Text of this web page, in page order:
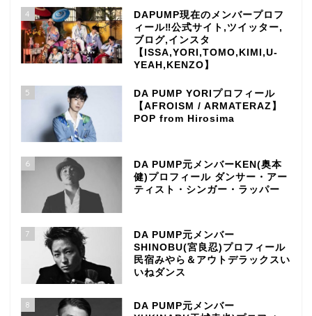
4
DAPUMP現在のメンバープロフ
ィール‼公式サイト,ツイッター,
ブログ,インスタ
【ISSA,YORI,TOMO,KIMI,U-
YEAH,KENZO】
5
DA PUMP YORIプロフィール
【AFROISM / ARMATERAZ】
POP from Hirosima
6
DA PUMP元メンバーKEN(奥本
健)プロフィール ダンサー・アー
ティスト・シンガー・ラッパー
7
DA PUMP元メンバー
SHINOBU(宮良忍)プロフィール
民宿みやら＆アウトデラックスい
いねダンス
8
DA PUMP元メンバー